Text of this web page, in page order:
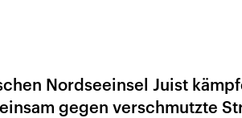
Nordseeinsel Juist
gegen verschmutzte